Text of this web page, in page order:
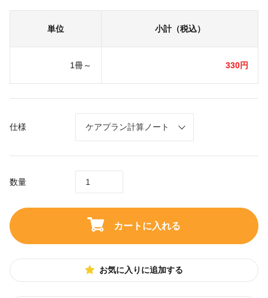
単位 小計（税込）
1冊～ 330円
仕様
数量
カートに入れる
お気に入りに追加する